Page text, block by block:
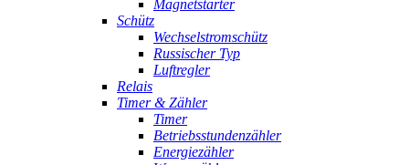
Magnetstarter
Schütz
Wechselstromschütz
Russischer Typ
Luftregler
Relais
Timer & Zähler
Timer
Betriebsstundenzähler
Energiezähler